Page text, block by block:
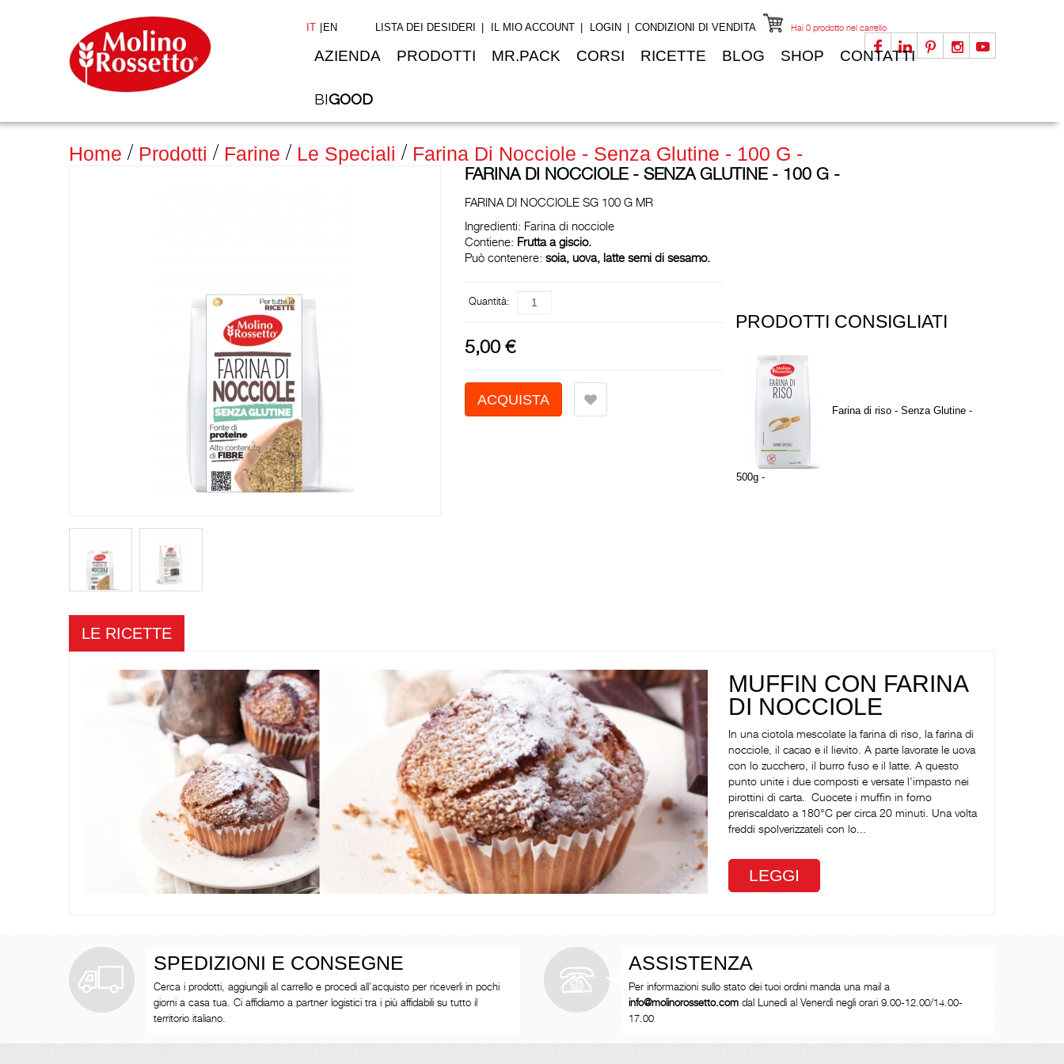
IT EN LISTA DEI DESIDERI IL MIO ACCOUNT LOGIN CONDIZIONI DI VENDITA Hai 0 prodotto nel carrello
AZIENDA PRODOTTI MR.PACK CORSI RICETTE BLOG SHOP CONTATTI
BIGOOD
Home Prodotti Farine Le Speciali Farina Di Nocciole - Senza Glutine - 100 G -
FARINA DI NOCCIOLE - SENZA GLUTINE - 100 G -
FARINA DI NOCCIOLE SG 100 G MR
Ingredienti: Farina di nocciole
Contiene: Frutta a giscio.
Può contenere: soia, uova, latte semi di sesamo.
Quantità:
5,00 €
PRODOTTI CONSIGLIATI
Farina di riso - Senza Glutine -
500g -
LE RICETTE
MUFFIN CON FARINA
DI NOCCIOLE
In una ciotola mescolate la farina di riso, la farina di
nocciole, il cacao e il lievito. A parte lavorate le uova
con lo zucchero, il burro fuso e il latte. A questo
punto unite i due composti e versate l'impasto nei
pirottini di carta. Cuocete i muffin in forno
preriscaldato a 180°C per circa 20 minuti. Una volta
freddi spolverizzateli con lo...
LEGGI
SPEDIZIONI E CONSEGNE
Cerca i prodotti, aggiungili al carrello e procedi all’acquisto per riceverli in pochi
giorni a casa tua. Ci affidiamo a partner logistici tra i più affidabili su tutto il
territorio italiano.
ASSISTENZA
Per informazioni sullo stato dei tuoi ordini manda una mail a
info@molinorossetto.com dal Lunedì al Venerdì negli orari 9.00-12.00/14.00-
17.00